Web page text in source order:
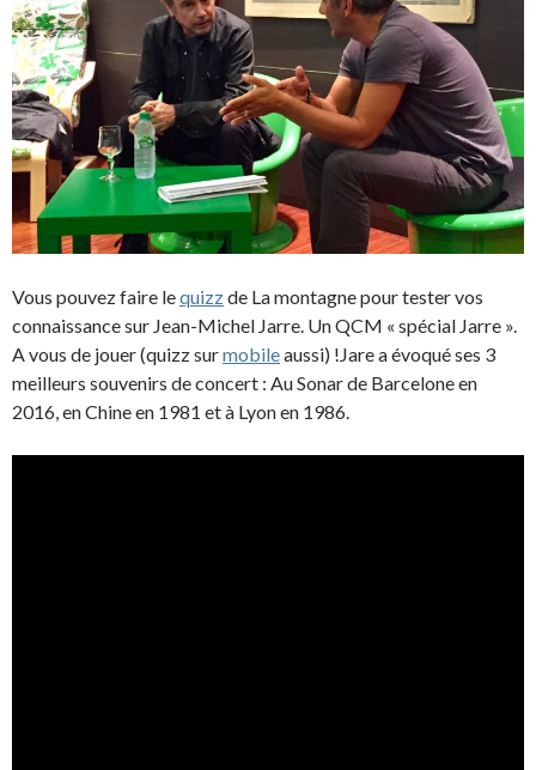
Vous pouvez faire lequizzde La montagne pour tester vos
connaissance sur Jean-Michel Jarre. Un QCM « spécial Jarre ».
A vous de jouer (quizz surmobileaussi) !Jare a évoqué ses 3
meilleurs souvenirs de concert : Au Sonar de Barcelone en
2016, en Chine en 1981 et à Lyon en 1986.